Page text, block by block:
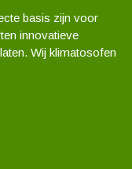
basis zijn voor
innovatieve
Wij klimatosofen